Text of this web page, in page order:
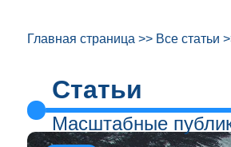
Главная страница >> Все статьи
Статьи
Масштабные